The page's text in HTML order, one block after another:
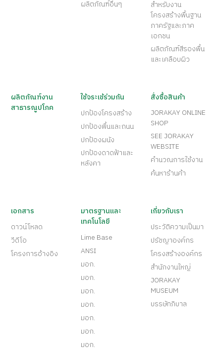
ผลิตภัณฑ์อื่นๆ
สำหรับงาน
โครงสร้างพื้นฐาน
ภาครัฐและภาค
เอกชน
ผลิตภัณฑ์สีรองพื้น
และเคลือบผิว
ผลิตภัณฑ์งาน
สาธารณูปโภค
ใช้จระเข้ร่วมกัน
ปกป้องโครงสร้าง
ปกป้องพื้นและถนน
ปกป้องผนัง
ปกป้องดาดฟ้าและ
หลังคา
สั่งซื้อสินค้า
JORAKAY ONLINE
SHOP
SEE JORAKAY
WEBSITE
คำนวณการใช้งาน
ค้นหาร้านค้า
เอกสาร
ดาวน์โหลด
วีดีโอ
โครงการอ้างอิง
มาตรฐานและ
เทคโนโลยี
Lime Base
ANSI
มอก.
มอก.
มอก.
มอก.
มอก.
มอก.
มอก.
เกี่ยวกับเรา
ประวัติความเป็นมา
ปรัชญาองค์กร
โครงสร้างองค์กร
สำนักงานใหญ่
JORAKAY
MUSEUM
บรรษัทภิบาล